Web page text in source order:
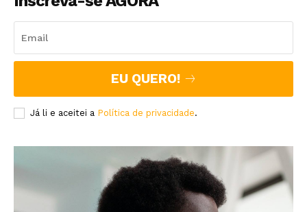
EU QUERO!
Já li e aceitei a Política de privacidade.